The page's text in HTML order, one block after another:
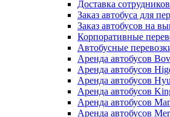
Доставка
Заказ автобуса для
Заказ автобусов на
Корпоративные
Автобусные
Аренда автобусов
Аренда автобусов
Аренда автобусов
Аренда автобусов
Аренда автобусов
Аренда автобусов